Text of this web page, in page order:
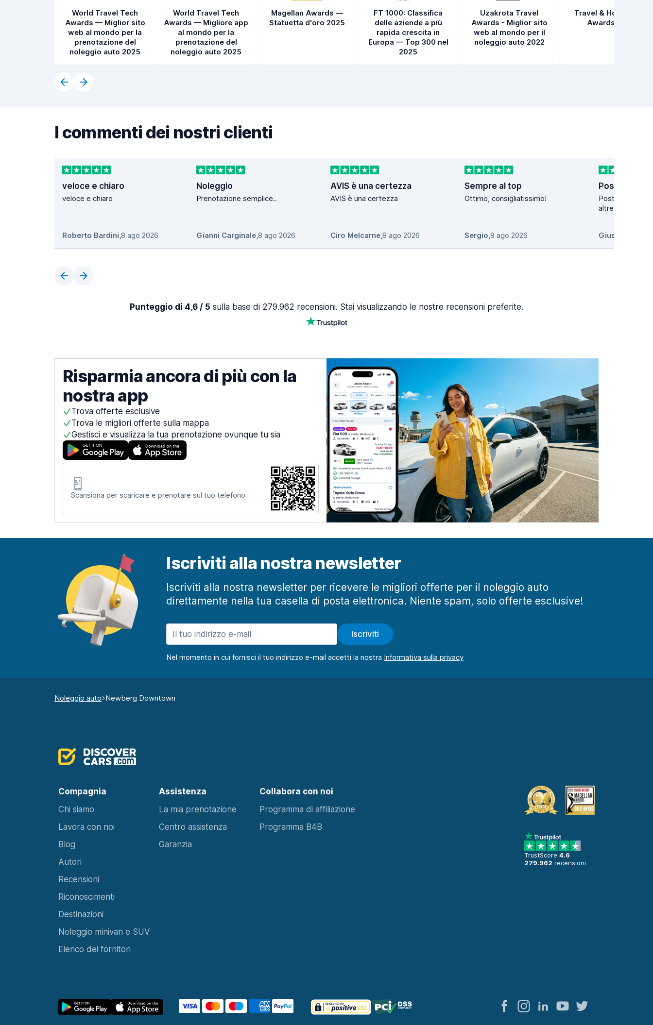
World Travel Tech
Awards — Miglior sito
web al mondo per la
prenotazione del
noleggio auto 2025
World Travel Tech
Awards — Migliore app
al mondo per la
prenotazione del
noleggio auto 2025
Magellan Awards —
Statuetta d'oro 2025
FT 1000: Classifica
delle aziende a più
rapida crescita in
Europa — Top 300 nel
2025
Uzakrota Travel
Awards - Miglior sito
web al mondo per il
noleggio auto 2022
Travel & Hospitality
Awards 2021
I commenti dei nostri clienti
veloce e chiaro
veloce e chiaro
Roberto Bardini,8 ago 2026
Noleggio
Prenotazione semplice..
Gianni Carginale,8 ago 2026
AVIS è una certezza
AVIS è una certezza
Ciro Melcarne,8 ago 2026
Sempre al top
Ottimo, consigliatissimo!
Sergio,8 ago 2026
Posti
Posti
altrettanto
Giuseppe
Punteggio di 4,6 / 5 sulla base di 279.962 recensioni. Stai visualizzando le nostre recensioni preferite.
Risparmia ancora di più con la
nostra app
Trova offerte esclusive
Trova le migliori offerte sulla mappa
Gestisci e visualizza la tua prenotazione ovunque tu sia
Scansiona per scaricare e prenotare sul tuo telefono
Iscriviti alla nostra newsletter
Iscriviti alla nostra newsletter per ricevere le migliori offerte per il noleggio auto
direttamente nella tua casella di posta elettronica. Niente spam, solo offerte esclusive!
Iscriviti
Nel momento in cui fornisci il tuo indirizzo e-mail accetti la nostra
Noleggio auto Newberg Downtown
Compagnia Assistenza Collabora con noi
TrustScore 4.6
279.962 recensioni